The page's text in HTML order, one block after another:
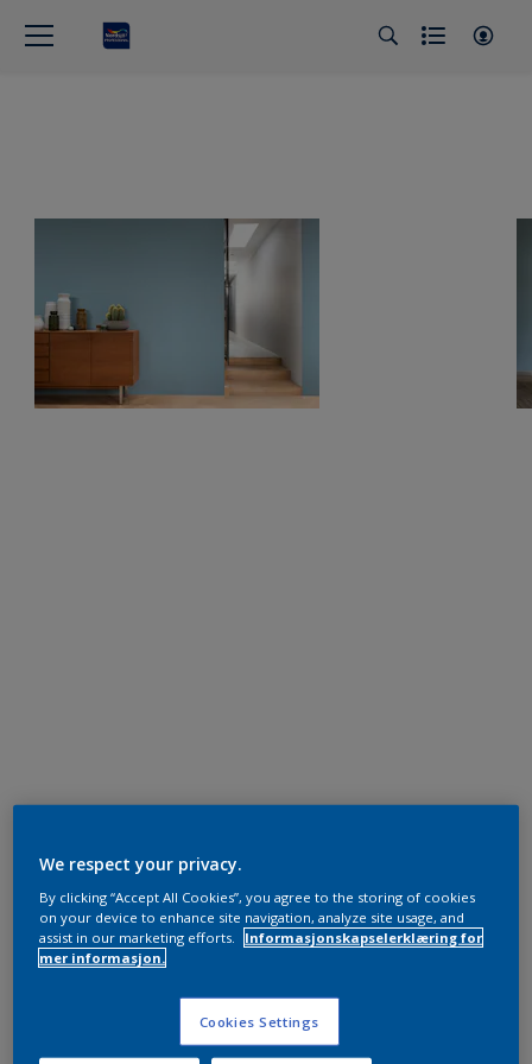
We respect your privacy.
By clicking “Accept All Cookies”, you agree to the storing of cookies
on your device to enhance site navigation, analyze site usage, and
assist in our marketing efforts.
Informasjonskapselerklæring for
mer informasjon.
Cookies Settings